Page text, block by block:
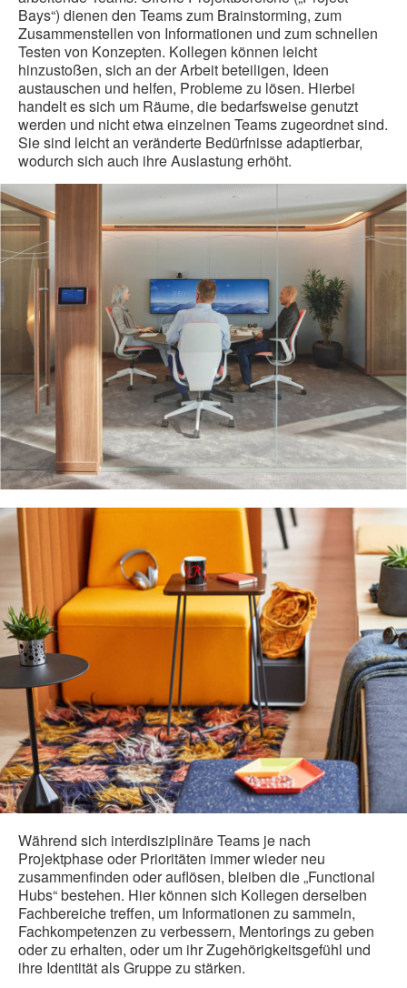
Bays“) dienen den Teams zum Brainstorming, zum
Zusammenstellen von Informationen und zum schnellen
Testen von Konzepten. Kollegen können leicht
hinzustoßen, sich an der Arbeit beteiligen, Ideen
austauschen und helfen, Probleme zu lösen. Hierbei
handelt es sich um Räume, die bedarfsweise genutzt
werden und nicht etwa einzelnen Teams zugeordnet sind.
Sie sind leicht an veränderte Bedürfnisse adaptierbar,
wodurch sich auch ihre Auslastung erhöht.
Während sich interdisziplinäre Teams je nach
Projektphase oder Prioritäten immer wieder neu
zusammenfinden oder auflösen, bleiben die „Functional
Hubs“ bestehen. Hier können sich Kollegen derselben
Fachbereiche treffen, um Informationen zu sammeln,
Fachkompetenzen zu verbessern, Mentorings zu geben
oder zu erhalten, oder um ihr Zugehörigkeitsgefühl und
ihre Identität als Gruppe zu stärken.